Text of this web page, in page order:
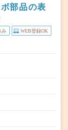
部品の表
み WEB登録OK